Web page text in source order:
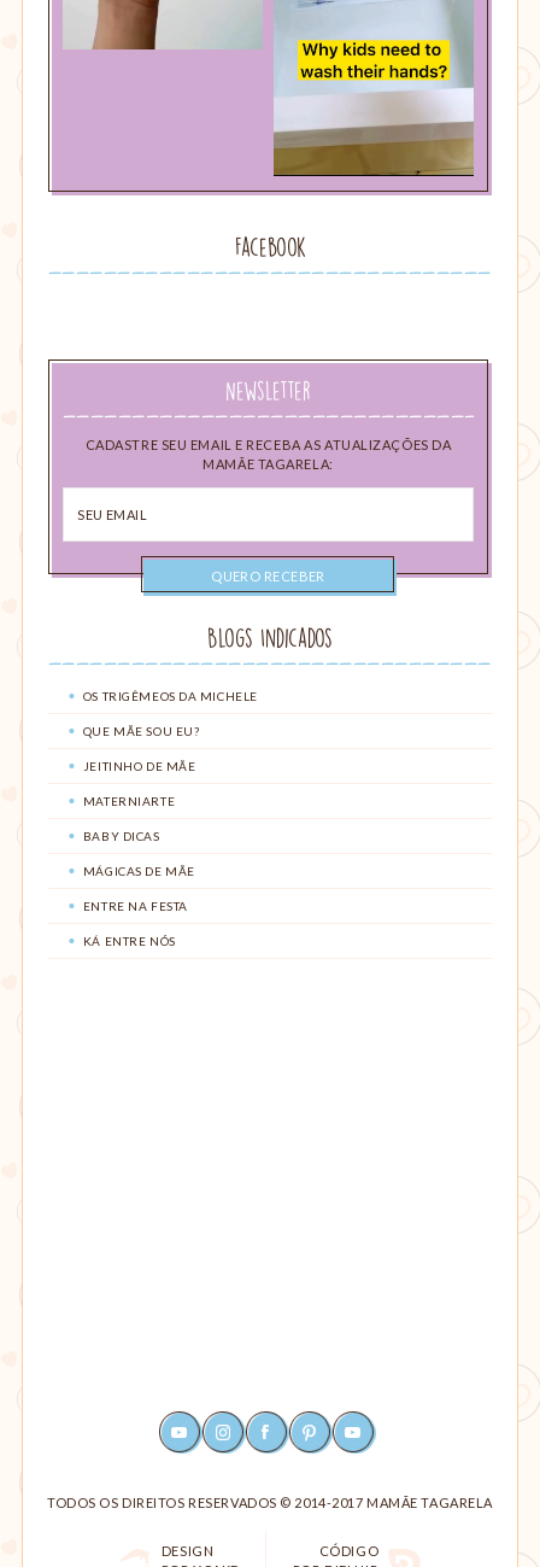
Facebook
Newsletter
CADASTRE SEU EMAIL E RECEBA AS ATUALIZAÇÕES DA
MAMÃE TAGARELA:
email
Blogs Indicados
OS TRIGÊMEOS DA MICHELE
QUE MÃE SOU EU?
JEITINHO DE MÃE
MATERNIARTE
BABY DICAS
MÁGICAS DE MÃE
ENTRE NA FESTA
KÁ ENTRE NÓS
YOUTUBEINSTAGRAMFACEBOOKPINTEREST
TODOS OS DIREITOS RESERVADOS © 2014-2017 MAMÃE TAGARELA
DESIGN
CÓDIGO